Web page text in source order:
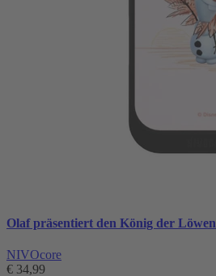
Olaf präsentiert den König der Löwen
NIVOcore
€ 34,99